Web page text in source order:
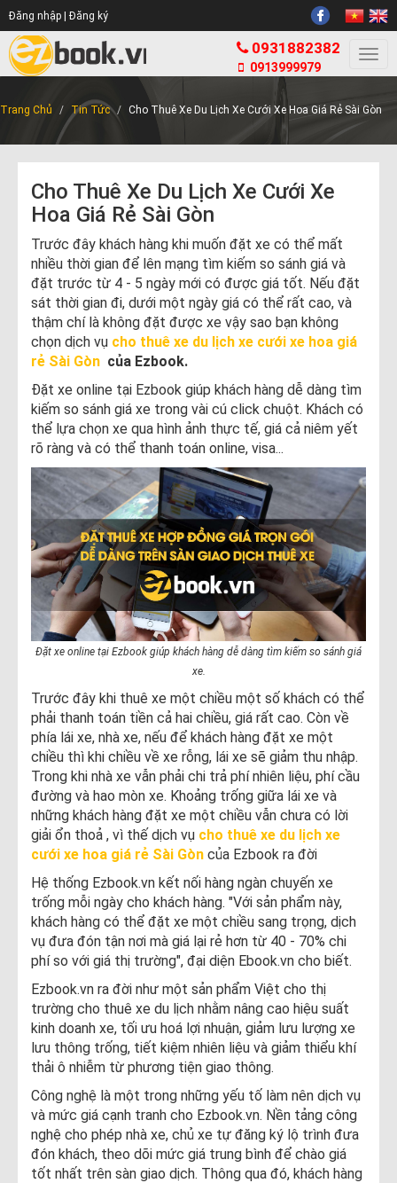
Đăng nhập | Đăng ký
0931882382
0913999979
Trang Chủ Tin Tức Cho Thuê Xe Du Lịch Xe Cưới Xe Hoa Giá Rẻ Sài Gòn
Cho Thuê Xe Du Lịch Xe Cưới Xe
Hoa Giá Rẻ Sài Gòn
Trước đây khách hàng khi muốn đặt xe có thể mất
nhiều thời gian để lên mạng tìm kiếm so sánh giá và
đặt trước từ 4 - 5 ngày mới có được giá tốt. Nếu đặt
sát thời gian đi, dưới một ngày giá có thể rất cao, và
thậm chí là không đặt được xe vậy sao bạn không
chọn dịch vụ cho thuê xe du lịch xe cưới xe hoa giá
rẻ Sài Gòn của Ezbook.
Đặt xe online tại Ezbook giúp khách hàng dễ dàng tìm
kiếm so sánh giá xe trong vài cú click chuột. Khách có
thể lựa chọn xe qua hình ảnh thực tế, giá cả niêm yết
rõ ràng và có thể thanh toán online, visa...
Đặt xe online tại Ezbook giúp khách hàng dễ dàng tìm kiếm so sánh giá
xe.
Trước đây khi thuê xe một chiều một số khách có thể
phải thanh toán tiền cả hai chiều, giá rất cao. Còn về
phía lái xe, nhà xe, nếu để khách hàng đặt xe một
chiều thì khi chiều về xe rỗng, lái xe sẽ giảm thu nhập.
Trong khi nhà xe vẫn phải chi trả phí nhiên liệu, phí cầu
đường và hao mòn xe. Khoảng trống giữa lái xe và
những khách hàng đặt xe một chiều vẫn chưa có lời
giải ổn thoả , vì thế dịch vụ cho thuê xe du lịch xe
cưới xe hoa giá rẻ Sài Gòn của Ezbook ra đời
Hệ thống Ezbook.vn kết nối hàng ngàn chuyến xe
trống mỗi ngày cho khách hàng. "Với sản phẩm này,
khách hàng có thể đặt xe một chiều sang trọng, dịch
vụ đưa đón tận nơi mà giá lại rẻ hơn từ 40 - 70% chi
phí so với giá thị trường", đại diện Ebook.vn cho biết.
Ezbook.vn ra đời như một sản phẩm Việt cho thị
trường cho thuê xe du lịch nhằm nâng cao hiệu suất
kinh doanh xe, tối ưu hoá lợi nhuận, giảm lưu lượng xe
lưu thông trống, tiết kiệm nhiên liệu và giảm thiểu khí
thải ô nhiễm từ phương tiện giao thông.
Công nghệ là một trong những yếu tố làm nên dịch vụ
và mức giá cạnh tranh cho Ezbook.vn. Nền tảng công
nghệ cho phép nhà xe, chủ xe tự đăng ký lộ trình đưa
đón khách, theo dõi mức giá trung bình để chào giá
tốt nhất trên sàn giao dịch. Thông qua đó, khách hàng